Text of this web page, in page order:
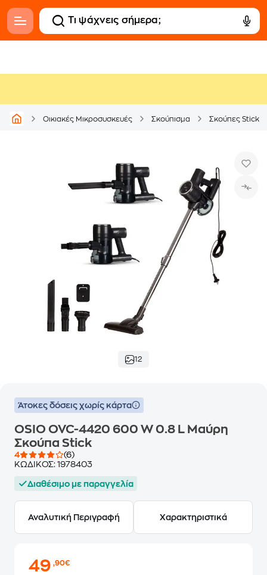
Οικιακές Μικροσυσκευές Σκούπισμα Σκούπες Stick
12
Άτοκες δόσεις χωρίς κάρτα
OSIO OVC-4420 600 W 0.8 L Μαύρη
Σκούπα Stick
4
(6)
ΚΩΔΙΚΟΣ: 1978403
Διαθέσιμο με παραγγελία
Αναλυτική Περιγραφή Χαρακτηριστικά
49,90€